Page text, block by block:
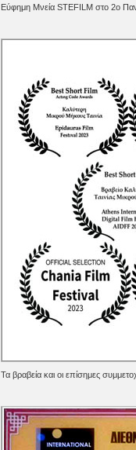
Εύφημη Μνεία STEFILM στο 2ο
Τα βραβεία και οι επίσημες